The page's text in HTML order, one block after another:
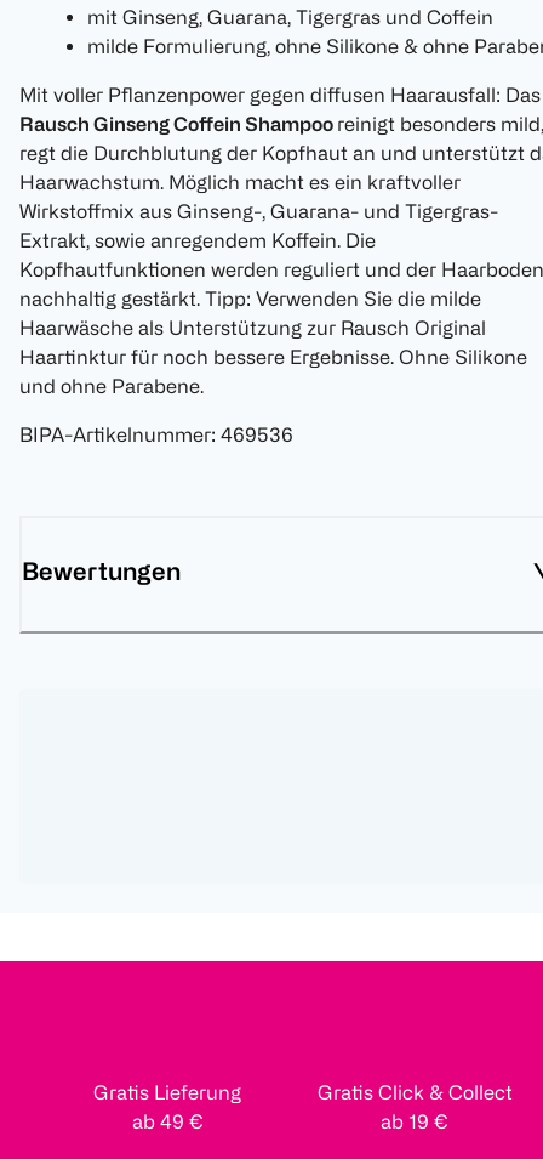
mit Ginseng, Guarana, Tigergras und Coffein
milde Formulierung, ohne Silikone & ohne
Mit voller Pflanzenpower gegen diffusen Haarausfall: Das
Rausch Ginseng Coffein Shampoo reinigt besonders mild,
regt die Durchblutung der Kopfhaut an und unterstützt
Haarwachstum. Möglich macht es ein kraftvoller
Wirkstoffmix aus Ginseng-, Guarana- und Tigergras-
Extrakt, sowie anregendem Koffein. Die
Kopfhautfunktionen werden reguliert und der Haarboden
nachhaltig gestärkt. Tipp: Verwenden Sie die milde
Haarwäsche als Unterstützung zur Rausch Original
Haartinktur für noch bessere Ergebnisse. Ohne Silikone
und ohne Parabene.
BIPA-Artikelnummer: 469536
Bewertungen
Gratis Lieferung
ab 49 €
Gratis Click & Collect
ab 19 €